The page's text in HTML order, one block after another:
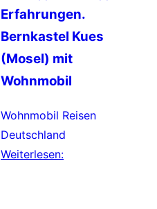
Erfahrungen.
Bernkastel Kues
(Mosel) mit
Wohnmobil
Wohnmobil Reisen
Deutschland
Weiterlesen: